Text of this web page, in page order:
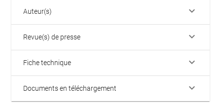
Auteur(s) keyboard_arrow_down
Revue(s) de presse keyboard_arrow_down
Fiche technique keyboard_arrow_down
Documents en téléchargement keyboard_arrow_down